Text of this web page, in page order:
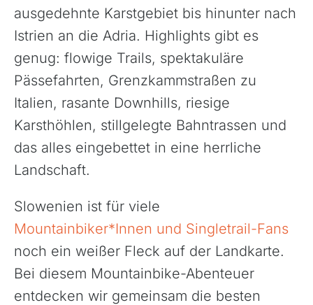
ausgedehnte Karstgebiet bis hinunter nach
Istrien an die Adria. Highlights gibt es
genug: flowige Trails, spektakuläre
Pässefahrten, Grenzkammstraßen zu
Italien, rasante Downhills, riesige
Karsthöhlen, stillgelegte Bahntrassen und
das alles eingebettet in eine herrliche
Landschaft.
Slowenien ist für viele
Mountainbiker*Innen und Singletrail-Fans
noch ein weißer Fleck auf der Landkarte.
Bei diesem Mountainbike-Abenteuer
entdecken wir gemeinsam die besten